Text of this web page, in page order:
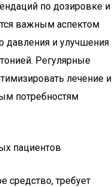
по дозировке и
важным аспектом
давления и улучшения
Регулярные
лечение и
потребностям
пациентов
средство, требует